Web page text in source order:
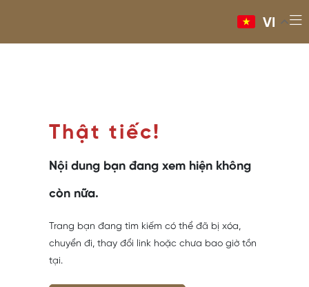
VI
Thật tiếc!
Nội dung bạn đang xem hiện không
còn nữa.
Trang bạn đang tìm kiếm có thể đã bị xóa,
chuyển đi, thay đổi link hoặc chưa bao giờ tồn
tại.